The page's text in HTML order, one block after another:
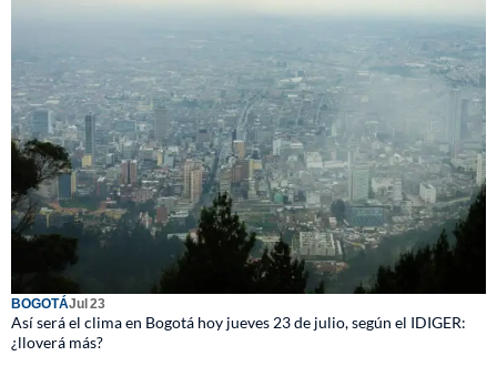
BOGOTÁJul 23
Así será el clima en Bogotá hoy jueves 23 de julio, según el IDIGER:
¿lloverá más?